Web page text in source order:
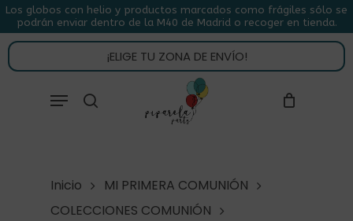
Skip
to
main
content
Los globos con helio y productos marcados como frágiles sólo se
podrán enviar dentro de la M40 de Madrid o recoger en tienda.
¡ELIGE TU ZONA DE ENVÍO!
Menu
CARRITO CLOSE
CART
Inicio
MI PRIMERA COMUNIÓN
COLECCIONES COMUNIÓN
Menu